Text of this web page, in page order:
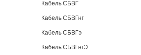
Кабель СБВГ
Кабель СБВГнг
Кабель СБВГэ
Кабель СБВГнгЭ